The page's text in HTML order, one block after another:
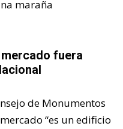
maraña
fuera
de Monumentos
“es un edificio